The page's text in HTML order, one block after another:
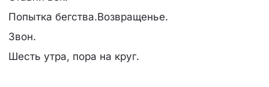
Попытка бегства.Возвращенье.
Звон.
Шесть утра, пора на круг.